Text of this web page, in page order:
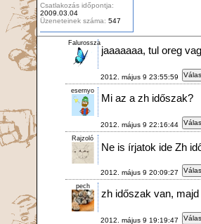
Csatlakozás időpontja:
2009.03.04
Üzeneteinek száma: 547
Falurossza
jaaaaaaa, tul oreg
2012. május 9 23:55:59
esernyo
Mi az a zh időszak?
2012. május 9 22:16:44
Rajzoló
Ne is írjatok ide Zh
2012. május 9 20:09:27
pech
zh időszak van, majd
2012. május 9 19:19:47